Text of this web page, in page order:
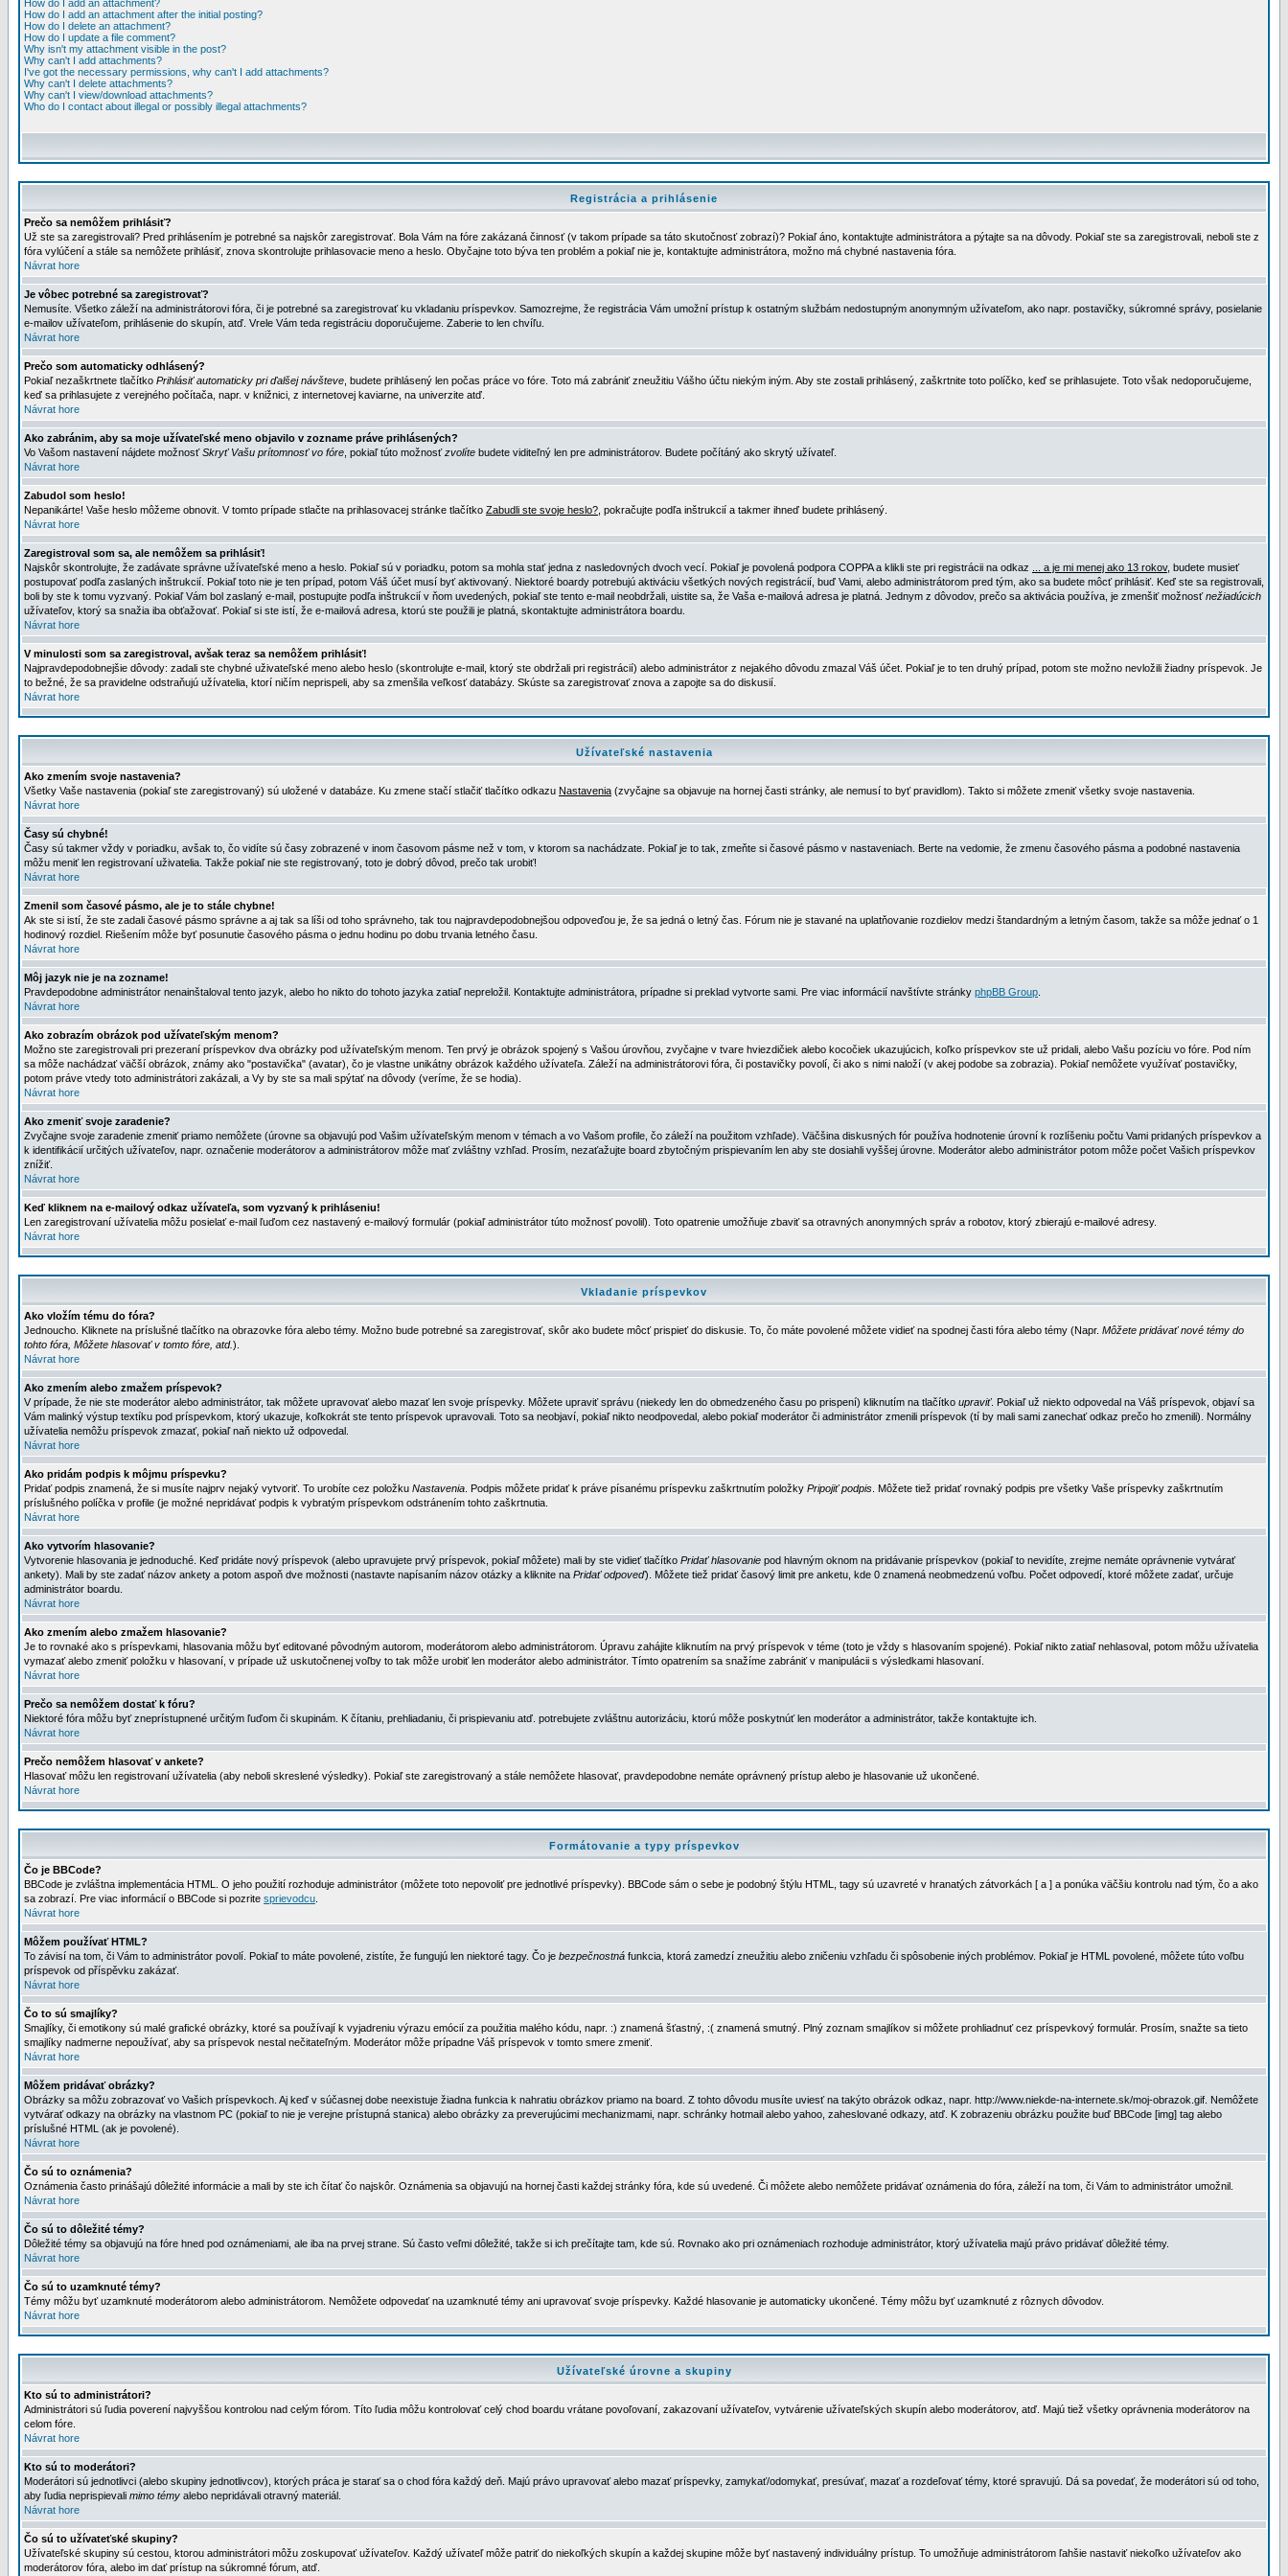
How do I add an attachment?
How do I add an attachment after the initial posting?
How do I delete an attachment?
How do I update a file comment?
Why isn't my attachment visible in the post?
Why can't I add attachments?
I've got the necessary permissions, why can't I add attachments?
Why can't I delete attachments?
Why can't I view/download attachments?
Who do I contact about illegal or possibly illegal attachments?
Registrácia a prihlásenie
Prečo sa nemôžem prihlásiť?
Už ste sa zaregistrovali? Pred prihlásením je potrebné sa najskôr zaregistrovať. Bola Vám na fóre zakázaná činnosť (v takom prípade sa táto skutočnosť zobrazí)? Pokiaľ áno, kontaktujte administrátora a pýtajte sa na dôvody. Pokiaľ ste sa zaregistrovali, neboli ste z
fóra vylúčení a stále sa nemôžete prihlásiť, znova skontrolujte prihlasovacie meno a heslo. Obyčajne toto býva ten problém a pokiaľ nie je, kontaktujte administrátora, možno má chybné nastavenia fóra.
Návrat hore
Je vôbec potrebné sa zaregistrovať?
Nemusíte. Všetko záleží na administrátorovi fóra, či je potrebné sa zaregistrovať ku vkladaniu príspevkov. Samozrejme, že registrácia Vám umožní prístup k ostatným službám nedostupným anonymným užívateľom, ako napr. postavičky, súkromné správy, posielanie
e-mailov užívateľom, prihlásenie do skupín, atď. Vrele Vám teda registráciu doporučujeme. Zaberie to len chvíľu.
Návrat hore
Prečo som automaticky odhlásený?
Pokiaľ nezaškrtnete tlačítko Prihlásiť automaticky pri ďalšej návšteve , budete prihlásený len počas práce vo fóre. Toto má zabrániť zneužitiu Vášho účtu niekým iným. Aby ste zostali prihlásený, zaškrtnite toto políčko, keď se prihlasujete. Toto však nedoporučujeme,
keď sa prihlasujete z verejného počítača, napr. v knižnici, z internetovej kaviarne, na univerzite atď.
Návrat hore
Ako zabránim, aby sa moje užívateľské meno objavilo v zozname práve prihlásených?
Vo Vašom nastavení nájdete možnosťSkryť Vašu prítomnosť vo fóre , pokiaľ túto možnosťzvolíte budete viditeľný len pre administrátorov. Budete počítáný ako skrytý užívateľ.
Návrat hore
Zabudol som heslo!
Nepanikárte! Vaše heslo môžeme obnovit. V tomto prípade stlačte na prihlasovacej stránke tlačítko Zabudli ste svoje heslo? , pokračujte podľa inštrukcií a takmer ihneď budete prihlásený.
Návrat hore
Zaregistroval som sa, ale nemôžem sa prihlásiť!
Najskôr skontrolujte, že zadávate správne užívateľské meno a heslo. Pokiaľ sú v poriadku, potom sa mohla stať jedna z nasledovných dvoch vecí. Pokiaľ je povolená podpora COPPA a klikli ste pri registrácii na odkaz
... a je mi menej ako 13 rokov, budete musieť
postupovať podľa zaslaných inštrukcií. Pokiaľ toto nie je ten prípad, potom Váš účet musí byť aktivovaný. Niektoré boardy potrebujú aktiváciu všetkých nových registrácií, buď Vami, alebo administrátorom pred tým, ako sa budete môcť prihlásiť. Keď ste sa registrovali,
boli by ste k tomu vyzvaný. Pokiaľ Vám bol zaslaný e-mail, postupujte podľa inštrukcií v ňom uvedených, pokiaľ ste tento e-mail neobdržali, uistite sa, že Vaša e-mailová adresa je platná. Jednym z dôvodov, prečo sa aktivácia používa, je zmenšiť možnosťnežiadúcich
užívateľov, ktorý sa snažia iba obťažovať. Pokiaľ si ste istí, že e-mailová adresa, ktorú ste použili je platná, skontaktujte administrátora boardu.
Návrat hore
V minulosti som sa zaregistroval, avšak teraz sa nemôžem prihlásiť!
Najpravdepodobnejšie dôvody: zadali ste chybné uživateľské meno alebo heslo (skontrolujte e-mail, ktorý ste obdržali pri registrácií) alebo administrátor z nejakého dôvodu zmazal Váš účet. Pokiaľ je to ten druhý prípad, potom ste možno nevložili žiadny príspevok. Je
to bežné, že sa pravidelne odstraňujú užívatelia, ktorí ničím neprispeli, aby sa zmenšila veľkosť databázy. Skúste sa zaregistrovať znova a zapojte sa do diskusií.
Návrat hore
Užívateľské nastavenia
Ako zmením svoje nastavenia?
Všetky Vaše nastavenia (pokiaľ ste zaregistrovaný) sú uložené v databáze. Ku zmene stačí stlačiť tlačítko odkazu Nastavenia (zvyčajne sa objavuje na hornej časti stránky, ale nemusí to byť pravidlom). Takto si môžete zmeniť všetky svoje nastavenia.
Návrat hore
Časy sú chybné!
Časy sú takmer vždy v poriadku, avšak to, čo vidíte sú časy zobrazené v inom časovom pásme než v tom, v ktorom sa nachádzate. Pokiaľ je to tak, zmeňte si časové pásmo v nastaveniach. Berte na vedomie, že zmenu časového pásma a podobné nastavenia
môžu meniť len registrovaní uživatelia. Takže pokiaľ nie ste registrovaný, toto je dobrý dôvod, prečo tak urobiť!
Návrat hore
Zmenil som časové pásmo, ale je to stále chybne!
Ak ste si istí, že ste zadali časové pásmo správne a aj tak sa líši od toho správneho, tak tou najpravdepodobnejšou odpoveďou je, že sa jedná o letný čas. Fórum nie je stavané na uplatňovanie rozdielov medzi štandardným a letným časom, takže sa môže jednať o 1
hodinový rozdiel. Riešením môže byť posunutie časového pásma o jednu hodinu po dobu trvania letného času.
Návrat hore
Môj jazyk nie je na zozname!
Pravdepodobne administrátor nenainštaloval tento jazyk, alebo ho nikto do tohoto jazyka zatiaľ nepreložil. Kontaktujte administrátora, prípadne si preklad vytvorte sami. Pre viac informácií navštívte stránky phpBB Group
Návrat hore
Ako zobrazím obrázok pod užívateľským menom?
Možno ste zaregistrovali pri prezeraní príspevkov dva obrázky pod užívateľským menom. Ten prvý je obrázok spojený s Vašou úrovňou, zvyčajne v tvare hviezdičiek alebo kocočiek ukazujúcich, koľko príspevkov ste už pridali, alebo Vašu pozíciu vo fóre. Pod ním
sa môže nachádzať väčší obrázok, známy ako "postavička" (avatar), čo je vlastne unikátny obrázok každého užívateľa. Záleží na administrátorovi fóra, či postavičky povolí, či ako s nimi naloží (v akej podobe sa zobrazia). Pokiaľ nemôžete využívať postavičky,
potom práve vtedy toto administrátori zakázali, a Vy by ste sa mali spýtať na dôvody (veríme, že se hodia).
Návrat hore
Ako zmeniť svoje zaradenie?
Zvyčajne svoje zaradenie zmeniť priamo nemôžete (úrovne sa objavujú pod Vašim užívateľským menom v témach a vo Vašom profile, čo záleží na použitom vzhľade). Väčšina diskusných fór používa hodnotenie úrovní k rozlíšeniu počtu Vami pridaných príspevkov a
k identifikácií určitých užívateľov, napr. označenie moderátorov a administrátorov môže mať zvláštny vzhľad. Prosím, nezaťažujte board zbytočným prispievaním len aby ste dosiahli vyššej úrovne. Moderátor alebo administrátor potom môže počet Vašich príspevkov
znížiť.
Návrat hore
Keď kliknem na e-mailový odkaz užívateľa, som vyzvaný k prihláseniu!
Len zaregistrovaní užívatelia môžu posielať e-mail ľuďom cez nastavený e-mailový formulár (pokiaľ administrátor túto možnosť povolil). Toto opatrenie umožňuje zbaviť sa otravných anonymných správ a robotov, ktorý zbierajú e-mailové adresy.
Návrat hore
Vkladanie príspevkov
Ako vložím tému do fóra?
Jednoucho. Kliknete na príslušné tlačítko na obrazovke fóra alebo témy. Možno bude potrebné sa zaregistrovať, skôr ako budete môcť prispieť do diskusie. To, čo máte povolené môžete vidieť na spodnej časti fóra alebo témy (Napr. Môžete pridávať nové témy do
tohto fóra, Môžete hlasovať v tomto fóre, atd.).
Návrat hore
Ako zmením alebo zmažem príspevok?
V prípade, že nie ste moderátor alebo administrátor, tak môžete upravovať alebo mazať len svoje príspevky. Môžete upraviť správu (niekedy len do obmedzeného času po prispení) kliknutím na tlačítko upraviť. Pokiaľ už niekto odpovedal na Váš príspevok, objaví sa
Vám malinký výstup textíku pod príspevkom, ktorý ukazuje, koľkokrát ste tento príspevok upravovali. Toto sa neobjaví, pokiaľ nikto neodpovedal, alebo pokiaľ moderátor či administrátor zmenili príspevok (tí by mali sami zanechať odkaz prečo ho zmenili). Normálny
užívatelia nemôžu príspevok zmazať, pokiaľ naň niekto už odpovedal.
Návrat hore
Ako pridám podpis k môjmu príspevku?
Pridať podpis znamená, že si musíte najprv nejaký vytvoriť. To urobíte cez položku Nastavenia . Podpis môžete pridať k práve písanému príspevku zaškrtnutím položky Pripojiť podpis . Môžete tiež pridať rovnaký podpis pre všetky Vaše príspevky zaškrtnutím
príslušného políčka v profile (je možné nepridávať podpis k vybratým príspevkom odstránením tohto zaškrtnutia.
Návrat hore
Ako vytvorím hlasovanie?
Vytvorenie hlasovania je jednoduché. Keď pridáte nový príspevok (alebo upravujete prvý príspevok, pokiaľ môžete) mali by ste vidieť tlačítko Pridať hlasovanie pod hlavným oknom na pridávanie príspevkov (pokiaľ to nevidíte, zrejme nemáte oprávnenie vytvárať
ankety). Mali by ste zadať názov ankety a potom aspoň dve možnosti (nastavte napísaním názov otázky a kliknite na Pridať odpoveď). Môžete tiež pridať časový limit pre anketu, kde 0 znamená neobmedzenú voľbu. Počet odpovedí, ktoré môžete zadať, určuje
administrátor boardu.
Návrat hore
Ako zmením alebo zmažem hlasovanie?
Je to rovnaké ako s príspevkami, hlasovania môžu byť editované pôvodným autorom, moderátorom alebo administrátorom. Úpravu zahájite kliknutím na prvý príspevok v téme (toto je vždy s hlasovaním spojené). Pokiaľ nikto zatiaľ nehlasoval, potom môžu užívatelia
vymazať alebo zmeniť položku v hlasovaní, v prípade už uskutočnenej voľby to tak môže urobiť len moderátor alebo administrátor. Tímto opatrením sa snažíme zabrániť v manipulácii s výsledkami hlasovaní.
Návrat hore
Prečo sa nemôžem dostať k fóru?
Niektoré fóra môžu byť zneprístupnené určitým ľuďom či skupinám. K čítaniu, prehliadaniu, či prispievaniu atď. potrebujete zvláštnu autorizáciu, ktorú môže poskytnúť len moderátor a administrátor, takže kontaktujte ich.
Návrat hore
Prečo nemôžem hlasovať v ankete?
Hlasovať môžu len registrovaní užívatelia (aby neboli skreslené výsledky). Pokiaľ ste zaregistrovaný a stále nemôžete hlasovať, pravdepodobne nemáte oprávnený prístup alebo je hlasovanie už ukončené.
Návrat hore
Formátovanie a typy príspevkov
Čo je BBCode?
BBCode je zvláštna implementácia HTML. O jeho použití rozhoduje administrátor (môžete toto nepovoliť pre jednotlivé príspevky). BBCode sám o sebe je podobný štýlu HTML, tagy sú uzavreté v hranatých zátvorkách [ a ] a ponúka väčšiu kontrolu nad tým, čo a ako
sa zobrazí. Pre viac informácií o BBCode si pozrite sprievodcu
Návrat hore
Môžem používať HTML?
To závisí na tom, či Vám to administrátor povolí. Pokiaľ to máte povolené, zistíte, že fungujú len niektoré tagy. Čo je bezpečnostná funkcia, ktorá zamedzí zneužitiu alebo zničeniu vzhľadu či spôsobenie iných problémov. Pokiaľ je HTML povolené, môžete túto voľbu
príspevok od příspěvku zakázať.
Návrat hore
Čo to sú smajlíky?
Smajlíky, či emotikony sú malé grafické obrázky, ktoré sa používají k vyjadreniu výrazu emócií za použitia malého kódu, napr. :) znamená šťastný, :( znamená smutný. Plný zoznam smajlíkov si môžete prohliadnuť cez príspevkový formulár. Prosím, snažte sa tieto
smajlíky nadmerne nepoužívať, aby sa príspevok nestal nečitateľným. Moderátor môže prípadne Váš príspevok v tomto smere zmeniť.
Návrat hore
Môžem pridávať obrázky?
Obrázky sa môžu zobrazovať vo Vašich príspevkoch. Aj keď v súčasnej dobe neexistuje žiadna funkcia k nahratiu obrázkov priamo na board. Z tohto dôvodu musíte uviesť na takýto obrázok odkaz, napr. http://www.niekde-na-internete.sk/moj-obrazok.gif. Nemôžete
vytvárať odkazy na obrázky na vlastnom PC (pokiaľ to nie je verejne prístupná stanica) alebo obrázky za preverujúcimi mechanizmami, napr. schránky hotmail alebo yahoo, zaheslované odkazy, atď. K zobrazeniu obrázku použite buď BBCode [img] tag alebo
príslušné HTML (ak je povolené).
Návrat hore
Čo sú to oznámenia?
Oznámenia často prinášajú dôležité informácie a mali by ste ich čítať čo najskôr. Oznámenia sa objavujú na hornej časti každej stránky fóra, kde sú uvedené. Či môžete alebo nemôžete pridávať oznámenia do fóra, záleží na tom, či Vám to administrátor umožnil.
Návrat hore
Čo sú to dôležité témy?
Dôležité témy sa objavujú na fóre hned pod oznámeniami, ale iba na prvej strane. Sú často veľmi dôležité, takže si ich prečítajte tam, kde sú. Rovnako ako pri oznámeniach rozhoduje administrátor, ktorý užívatelia majú právo pridávať dôležité témy.
Návrat hore
Čo sú to uzamknuté témy?
Témy môžu byť uzamknuté moderátorom alebo administrátorom. Nemôžete odpovedať na uzamknuté témy ani upravovať svoje príspevky. Každé hlasovanie je automaticky ukončené. Témy môžu byť uzamknuté z rôznych dôvodov.
Návrat hore
Užívateľské úrovne a skupiny
Kto sú to administrátori?
Administrátori sú ľudia poverení najvyššou kontrolou nad celým fórom. Títo ľudia môžu kontrolovať celý chod boardu vrátane povoľovaní, zakazovaní užívateľov, vytvárenie užívateľských skupín alebo moderátorov, atď. Majú tiež všetky oprávnenia moderátorov na
celom fóre.
Návrat hore
Kto sú to moderátori?
Moderátori sú jednotlivci (alebo skupiny jednotlivcov), ktorých práca je starať sa o chod fóra každý deň. Majú právo upravovať alebo mazať príspevky, zamykať/odomykať, presúvať, mazať a rozdeľovať témy, ktoré spravujú. Dá sa povedať, že moderátori sú od toho,
aby ľudia neprispievali mimo témy alebo nepridávali otravný materiál.
Návrat hore
Čo sú to užívateťské skupiny?
Užívateľské skupiny sú cestou, ktorou administrátori môžu zoskupovať užívateľov. Každý užívateľ môže patriť do niekoľkých skupín a každej skupine môže byť nastavený individuálny prístup. To umožňuje administrátorom ľahšie nastaviť niekoľko užívateľov ako
moderátorov fóra, alebo im dať prístup na súkromné fórum, atď.